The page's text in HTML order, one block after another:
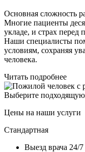
Основная сложность
Многие пациенты
укладе, и страх
Наши специалисты
условиям, сохраняя
человека.
Читать подробнее
Выберите
Цены на наши услуги
Стандартная
Выезд врача 24/7